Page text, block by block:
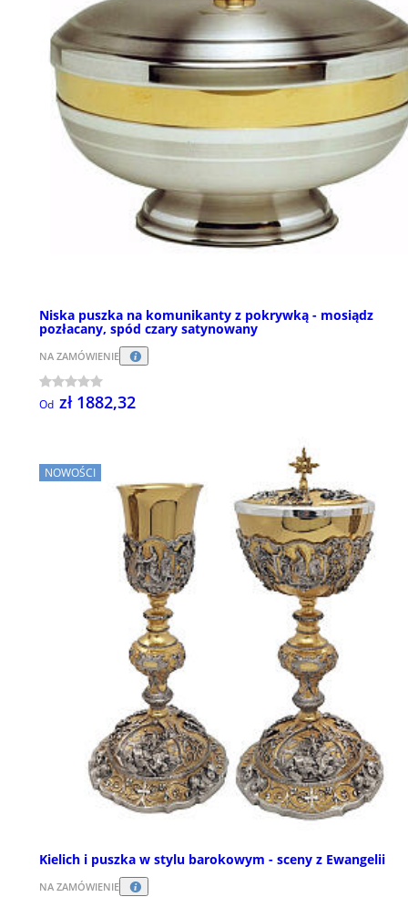
Niska puszka na komunikanty z pokrywką - mosiądz
pozłacany, spód czary satynowany
NA ZAMÓWIENIE
Od zł 1882,32
NOWOŚCI
Kielich i puszka w stylu barokowym - sceny z Ewangelii
NA ZAMÓWIENIE